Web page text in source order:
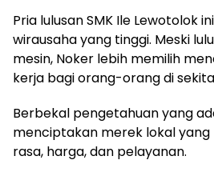
Pria lulusan SMK Ile Lewotolok
wirausaha yang tinggi. Meski
mesin, Noker lebih memilih
kerja bagi orang-orang di
Berbekal pengetahuan yang
menciptakan merek lokal
rasa, harga, dan pelayanan.